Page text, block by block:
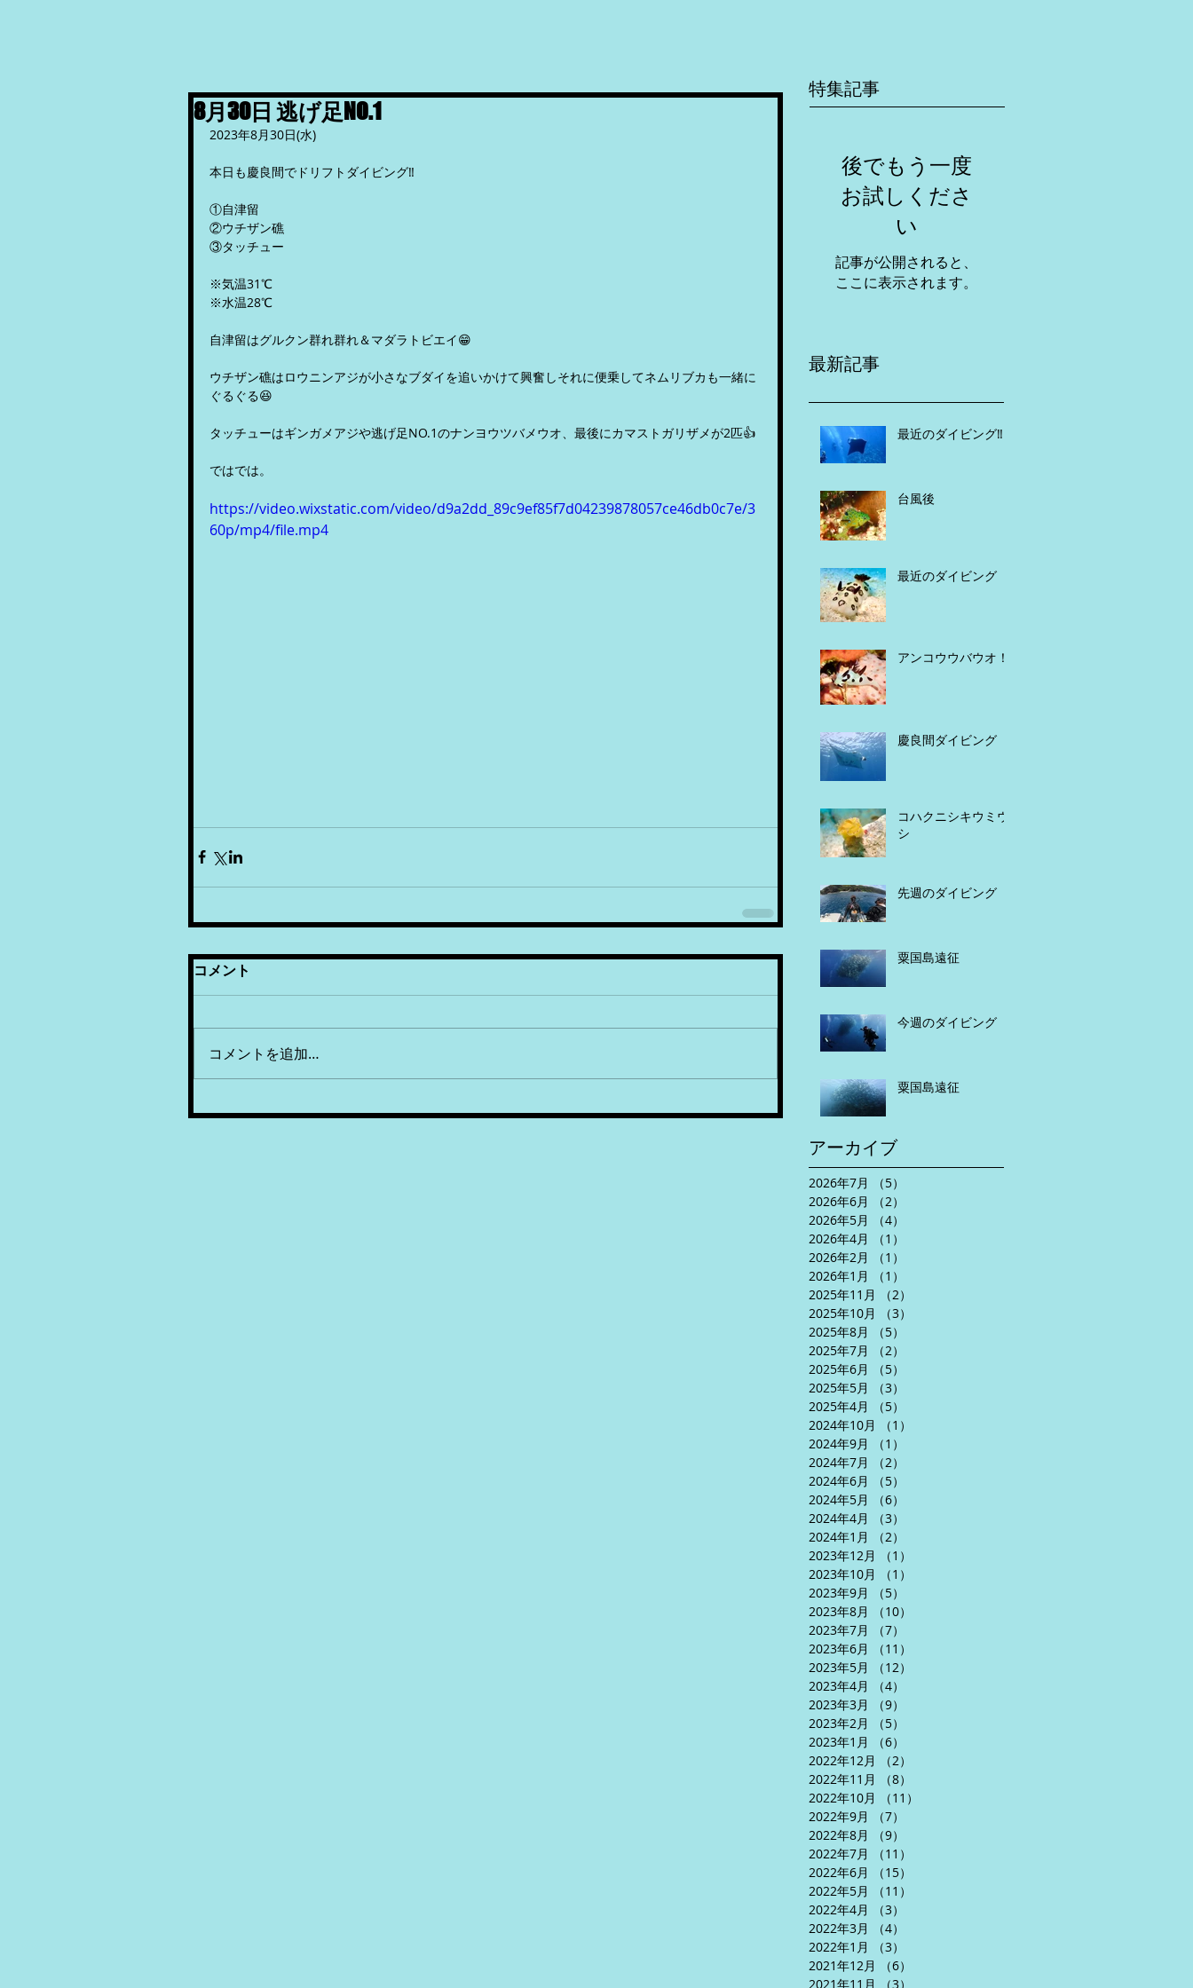
8月30日 逃げ足NO.1
2023年8月30日(水)
本日も慶良間でドリフトダイビング‼️
①自津留
②ウチザン礁
③タッチュー
※気温31℃
※水温28℃
自津留はグルクン群れ群れ＆マダラトビエイ😁
ウチザン礁はロウニンアジが小さなブダイを追いかけて興奮しそれに便乗してネムリブカも一緒に
ぐるぐる😆
タッチューはギンガメアジや逃げ足NO.1のナンヨウツバメウオ、最後にカマストガリザメが2匹👍
ではでは。
https://video.wixstatic.com/video/d9a2dd_89c9ef85f7d04239878057ce46db0c7e/3
60p/mp4/file.mp4
コメント
コメントを追加…
特集記事
後でもう一度
お試しくださ
い
記事が公開されると、
ここに表示されます。
最新記事
最近のダイビング‼️
台風後
最近のダイビング
アンコウウバウオ！
慶良間ダイビング
コハクニシキウミウ
シ
先週のダイビング
粟国島遠征
今週のダイビング
粟国島遠征
アーカイブ
2026年7月 （5）
2026年6月
（2）
2026年5月
（4）
2026年4月
（1）
2026年2月
（1）
2026年1月
（1）
2025年11月
（2）
2025年10月
（3）
2025年8月
（5）
2025年7月
（2）
2025年6月
（5）
2025年5月
（3）
2025年4月
（5）
2024年10月
（1）
2024年9月
（1）
2024年7月
（2）
2024年6月
（5）
2024年5月
（6）
2024年4月
（3）
2024年1月
（2）
2023年12月
（1）
2023年10月
（1）
2023年9月
（5）
2023年8月
（10）
2023年7月
（7）
2023年6月
（11）
2023年5月
（12）
2023年4月
（4）
2023年3月
（9）
2023年2月
（5）
2023年1月
（6）
2022年12月
（2）
2022年11月
（8）
2022年10月
（11）
2022年9月
（7）
2022年8月
（9）
2022年7月
（11）
2022年6月
（15）
2022年5月
（11）
2022年4月
（3）
2022年3月
（4）
2022年1月
（3）
2021年12月
（6）
2021年11月
（3）